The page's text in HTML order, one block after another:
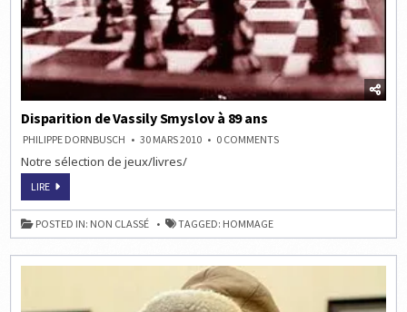
Disparition de Vassily Smyslov à 89 ans
PHILIPPE DORNBUSCH 30 MARS 2010 0 COMMENTSON
ANS
Notre sélection de jeux/livres/
LIREDISPARITION
VASSILY
SMYSLOV
À
89
POSTED IN: NON CLASSÉ TAGGED: HOMMAGE